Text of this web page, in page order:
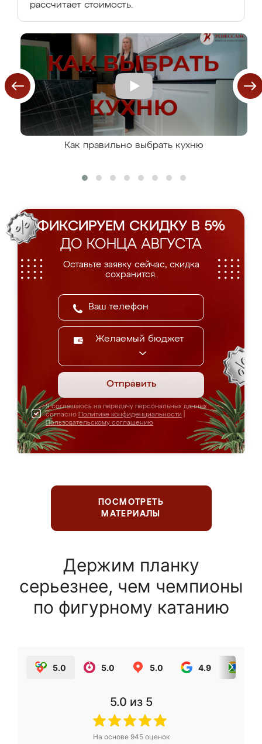
рассчитает стоимость.
Как правильно выбрать кухню
ФИКСИРУЕМ СКИДКУ В 5%
ДО КОНЦА АВГУСТА
Оставьте заявку сейчас, скидка
сохранится.
Желаемый бюджет
Отправить
Я соглашаюсь на передачу персональных данных
согласно Политике конфиденциальности
Пользовательскому соглашению
ПОСМОТРЕТЬ
МАТЕРИАЛЫ
Держим планку
серьезнее, чем чемпионы
по фигурному катанию
5.0 5.0 5.0 4.9
5.0 из 5
На основе 945оценок